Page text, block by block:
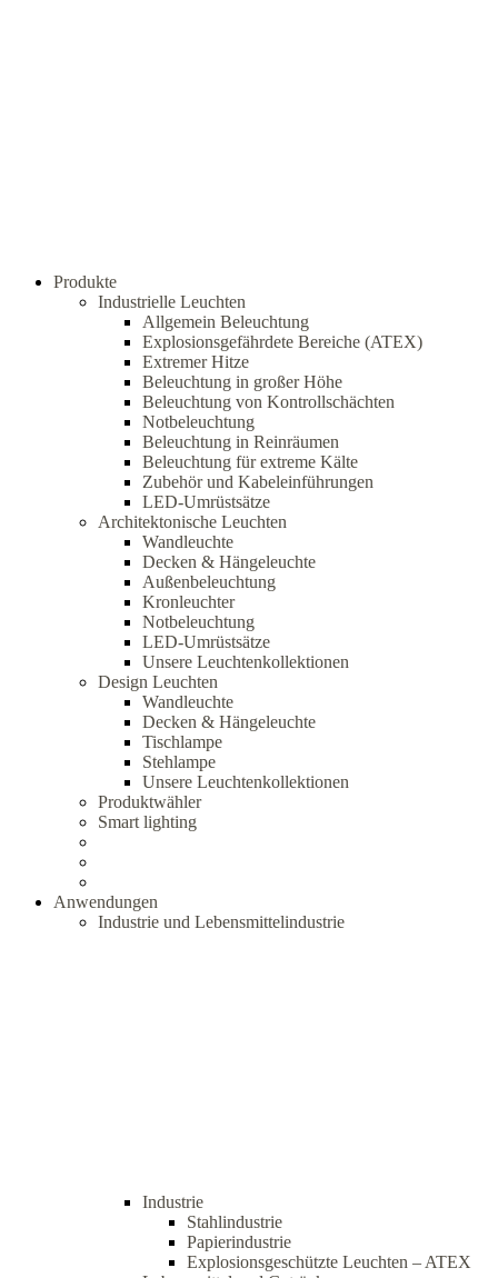
Produkte
Industrielle Leuchten
Allgemein Beleuchtung
Explosionsgefährdete Bereiche (ATEX)
Extremer Hitze
Beleuchtung in großer Höhe
Beleuchtung von Kontrollschächten
Notbeleuchtung
Beleuchtung in Reinräumen
Beleuchtung für extreme Kälte
Zubehör und Kabeleinführungen
LED-Umrüstsätze
Architektonische Leuchten
Wandleuchte
Decken & Hängeleuchte
Außenbeleuchtung
Kronleuchter
Notbeleuchtung
LED-Umrüstsätze
Unsere Leuchtenkollektionen
Design Leuchten
Wandleuchte
Decken & Hängeleuchte
Tischlampe
Stehlampe
Unsere Leuchtenkollektionen
Produktwähler
Smart lighting
Anwendungen
Industrie und Lebensmittelindustrie
Industrie
Stahlindustrie
Papierindustrie
Explosionsgeschützte Leuchten – ATEX